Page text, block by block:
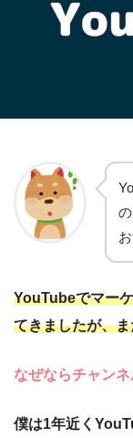
の
YouTubeでマー
てきましたが、
なぜならチャンネ
僕は1年近く